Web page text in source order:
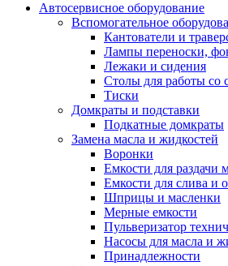
Автосервисное оборудование
Вспомогательное
Кантователи и
Лампы переноски,
Лежаки и сидения
Столы для работы со
Тиски
Домкраты и подставки
Подкатные домкраты
Замена масла и жидкостей
Воронки
Емкости для раздачи
Емкости для слива и
Шприцы и масленки
Мерные емкости
Пульверизатор
Насосы для масла и
Принадлежности